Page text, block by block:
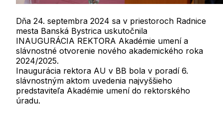
Dňa 24. septembra 2024 sa v priestoroch Radnice
mesta Banská Bystrica uskutočnila
INAUGURÁCIA REKTORA Akadémie umení a
slávnostné otvorenie nového akademického roka
2024/2025.
Inaugurácia rektora AU v BB bola v poradí 6.
slávnostným aktom uvedenia najvyššieho
predstaviteľa Akadémie umení do rektorského
úradu.